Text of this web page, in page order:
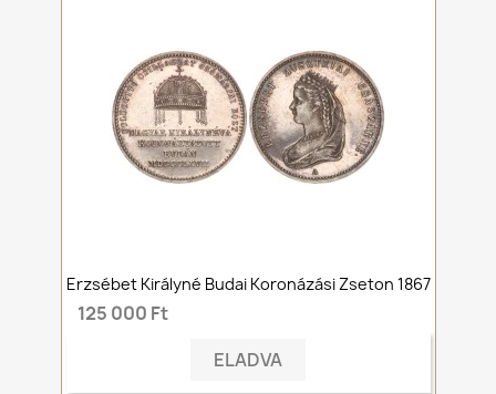
Erzsébet Királyné Budai Koronázási Zseton 1867
125 000 Ft
ELADVA